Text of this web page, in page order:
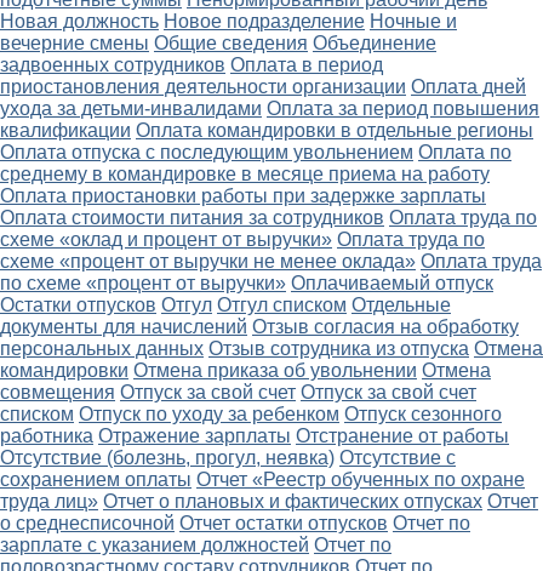
Новая должность Новое подразделение Ночные и
вечерние смены Общие сведения Объединение
задвоенных сотрудников Оплата в период
приостановления деятельности организации Оплата дней
ухода за детьми-инвалидами Оплата за период повышения
квалификации Оплата командировки в отдельные регионы
Оплата отпуска с последующим увольнением Оплата по
среднему в командировке в месяце приема на работу
Оплата приостановки работы при задержке зарплаты
Оплата стоимости питания за сотрудников Оплата труда по
схеме «оклад и процент от выручки» Оплата труда по
схеме «процент от выручки не менее оклада» Оплата труда
по схеме «процент от выручки» Оплачиваемый отпуск
Остатки отпусков Отгул Отгул списком Отдельные
документы для начислений Отзыв согласия на обработку
персональных данных Отзыв сотрудника из отпуска Отмена
командировки Отмена приказа об увольнении Отмена
совмещения Отпуск за свой счет Отпуск за свой счет
списком Отпуск по уходу за ребенком Отпуск сезонного
работника Отражение зарплаты Отстранение от работы
Отсутствие (болезнь, прогул, неявка) Отсутствие с
сохранением оплаты Отчет «Реестр обученных по охране
труда лиц» Отчет о плановых и фактических отпусках Отчет
о среднесписочной Отчет остатки отпусков Отчет по
зарплате с указанием должностей Отчет по
половозрастному составу сотрудников Отчет по